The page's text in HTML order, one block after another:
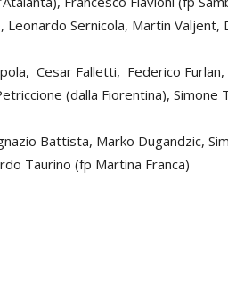
Sernicola, Martin Valjent,
Cesar Falletti, Federico
(dalla Fiorentina), Simone
Battista, Marko Dugandzic,
Taurino (fp Martina Franca)